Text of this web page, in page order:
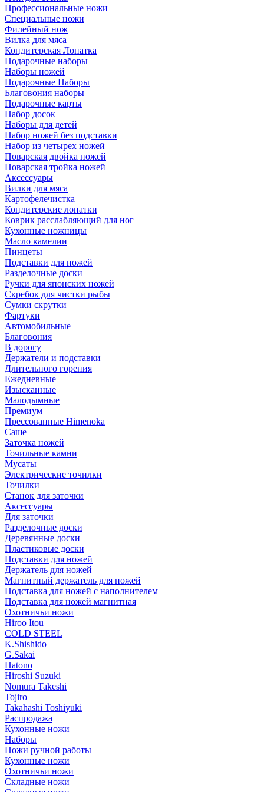
Профессиональные ножи
Специальные ножи
Филейный нож
Вилка для мяса
Кондитерская Лопатка
Подарочные наборы
Наборы ножей
Подарочные Наборы
Благовония наборы
Подарочные карты
Набор досок
Наборы для детей
Набор ножей без подставки
Набор из четырех ножей
Поварская двойка ножей
Поварская тройка ножей
Аксессуары
Вилки для мяса
Картофелечистка
Кондитерские лопатки
Коврик расслабляющий для ног
Кухонные ножницы
Масло камелии
Пинцеты
Подставки для ножей
Разделочные доски
Ручки для японских ножей
Скребок для чистки рыбы
Сумки скрутки
Фартуки
Автомобильные
Благовония
В дорогу
Держатели и подставки
Длительного горения
Ежедневные
Изысканные
Малодымные
Премиум
Прессованные Himenoka
Саше
Заточка ножей
Точильные камни
Мусаты
Электрические точилки
Точилки
Станок для заточки
Аксессуары
Для заточки
Разделочные доски
Деревянные доски
Пластиковые доски
Подставки для ножей
Держатель для ножей
Магнитный держатель для ножей
Подставка для ножей с наполнителем
Подставка для ножей магнитная
Охотничьи ножи
Hiroo Itou
COLD STEEL
K.Shishido
G.Sakai
Hatono
Hiroshi Suzuki
Nomura Takeshi
Tojiro
Takahashi Toshiyuki
Распродажа
Кухонные ножи
Наборы
Ножи ручной работы
Кухонные ножи
Охотничьи ножи
Складные ножи